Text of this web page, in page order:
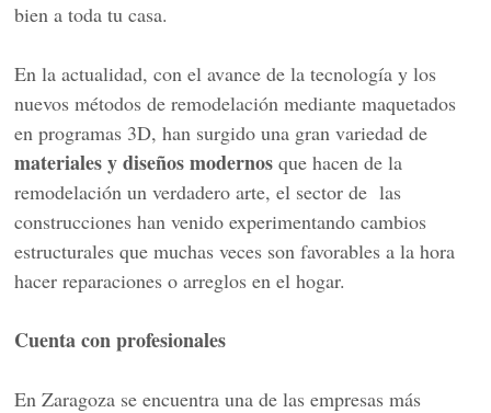
bien a toda tu casa.
En la actualidad, con el avance de la tecnología y los
nuevos métodos de remodelación mediante maquetados
en programas 3D, han surgido una gran variedad de
materiales y diseños modernos que hacen de la
remodelación un verdadero arte, el sector de las
construcciones han venido experimentando cambios
estructurales que muchas veces son favorables a la hora
hacer reparaciones o arreglos en el hogar.
Cuenta con profesionales
En Zaragoza se encuentra una de las empresas más